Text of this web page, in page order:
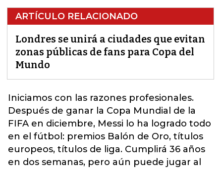
ARTÍCULO RELACIONADO
Londres se unirá a ciudades que evitan
zonas públicas de fans para Copa del
Mundo
Iniciamos con las razones profesionales.
Después de ganar la Copa Mundial de la
FIFA en diciembre, Messi lo ha logrado todo
en el fútbol: premios Balón de Oro, títulos
europeos, títulos de liga. Cumplirá 36 años
en dos semanas, pero aún puede jugar al